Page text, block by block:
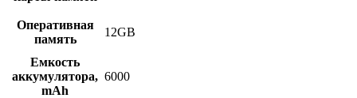
Оперативная
память
12GB
Емкость
аккумулятора,
mAh
6000